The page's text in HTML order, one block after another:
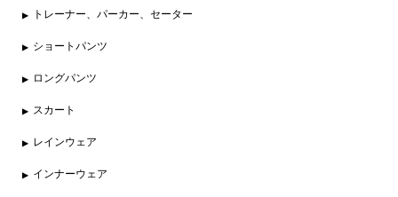
トレーナー、パーカー、セーター
ショートパンツ
ロングパンツ
スカート
レインウェア
インナーウェア